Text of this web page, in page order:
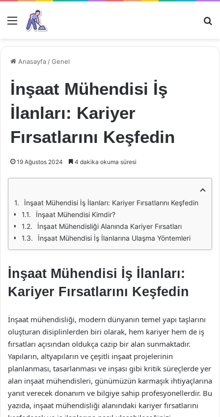
Menü
Anasayfa /Genel
İnşaat Mühendisi İş
İlanları: Kariyer
Fırsatlarını Keşfedin
19 Ağustos 2024 4 dakika okuma süresi
İnşaat Mühendisi İş İlanları: Kariyer Fırsatlarını Keşfedin
İnşaat Mühendisi Kimdir?
İnşaat Mühendisliği Alanında Kariyer Fırsatları
İnşaat Mühendisi İş İlanlarına Ulaşma Yöntemleri
İnşaat Mühendisi İş İlanları:
Kariyer Fırsatlarını Keşfedin
İnşaat mühendisliği, modern dünyanın temel yapı taşlarını
oluşturan disiplinlerden biri olarak, hem kariyer hem de iş
fırsatları açısından oldukça cazip bir alan sunmaktadır.
Yapıların, altyapıların ve çeşitli inşaat projelerinin
planlanması, tasarlanması ve inşası gibi kritik süreçlerde yer
alan inşaat mühendisleri, günümüzün karmaşık ihtiyaçlarına
yanıt verecek donanım ve bilgiye sahip profesyonellerdir. Bu
yazıda, inşaat mühendisliği alanındaki kariyer fırsatlarını